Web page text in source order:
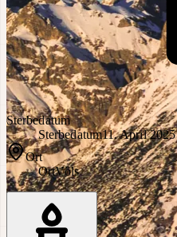
Sterbedatum
Sterbedatum11. April 2025
Ort
OrtVöls